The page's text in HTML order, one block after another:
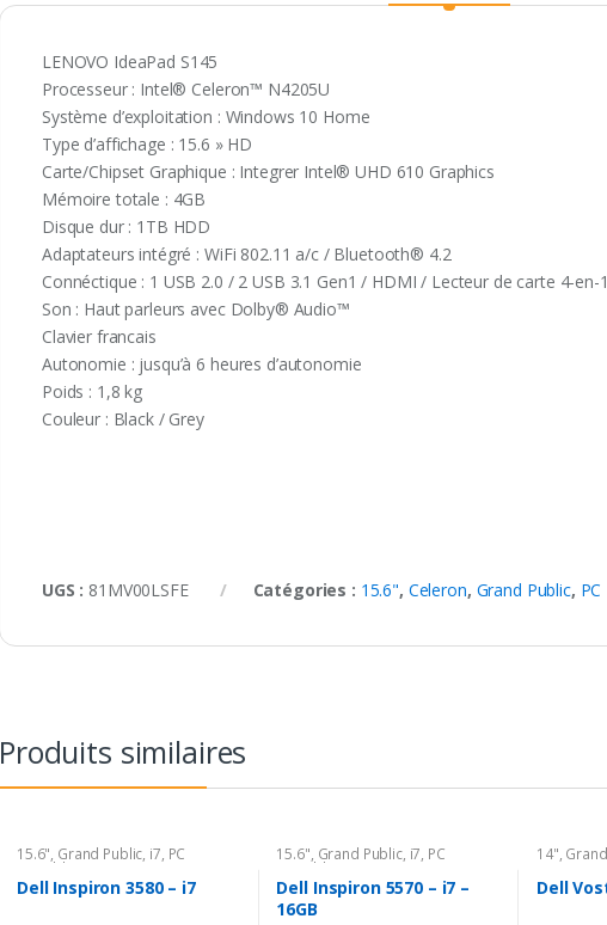
LENOVO IdeaPad S145
Processeur : Intel® Celeron™ N4205U
Système d’exploitation : Windows 10 Home
Type d’affichage : 15.6 » HD
Carte/Chipset Graphique : Integrer Intel® UHD 610 Graphics
Mémoire totale : 4GB
Disque dur : 1TB HDD
Adaptateurs intégré : WiFi 802.11 a/c / Bluetooth® 4.2
Connéctique : 1 USB 2.0 / 2 USB 3.1 Gen1 / HDMI / Lecteur de carte 4-en-
Son : Haut parleurs avec Dolby® Audio™
Clavier francais
Autonomie : jusqu’à 6 heures d’autonomie
Poids : 1,8 kg
Couleur : Black / Grey
UGS : 81MV00LSFE Catégories : 15.6", Celeron, Grand Public,
Produits similaires
15.6", Grand Public, i7, PC
Portable
Dell Inspiron 3580 – i7
15.6", Grand Public, i7, PC
Portable
Dell Inspiron 5570 – i7 –
16GB
14",
Dell